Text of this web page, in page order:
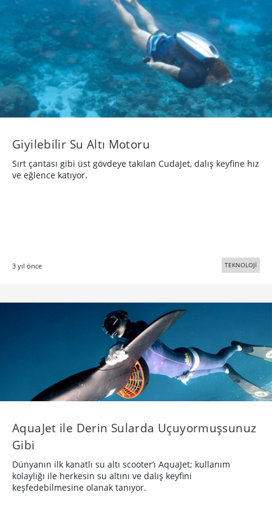
Giyilebilir Su Altı Motoru
Sırt çantası gibi üst gövdeye takılan CudaJet, dalış keyfine hız
ve eğlence katıyor.
3 yıl önce TEKNOLOJİ
AquaJet ile Derin Sularda Uçuyormuşsunuz
Gibi
Dünyanın ilk kanatlı su altı scooter’ı AquaJet; kullanım
kolaylığı ile herkesin su altını ve dalış keyfini
keşfedebilmesine olanak tanıyor.